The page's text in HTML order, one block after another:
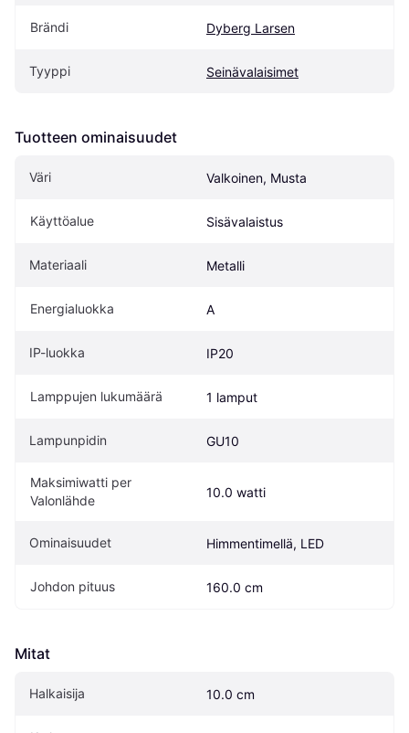
Brändi Dyberg Larsen
Tyyppi Seinävalaisimet
Tuotteen ominaisuudet
Väri Valkoinen, Musta
Käyttöalue Sisävalaistus
Materiaali Metalli
Energialuokka A
IP-luokka IP20
Lamppujen lukumäärä 1 lamput
Lampunpidin GU10
Maksimiwatti per
Valonlähde
10.0 watti
Ominaisuudet Himmentimellä, LED
Johdon pituus 160.0 cm
Mitat
Halkaisija 10.0 cm